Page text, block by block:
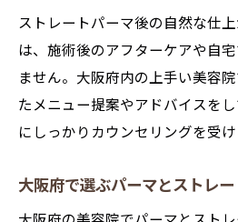
ストレートパーマ後の自然な仕
は、施術後のアフターケアや自
ません。大阪府内の上手い美容
たメニュー提案やアドバイスを
にしっかりカウンセリングを受け
大阪府で選ぶパーマとストレ